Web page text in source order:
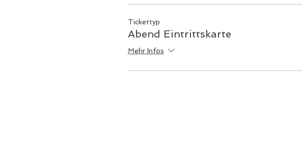
Tickettyp
Abend Eintrittskarte
Mehr Infos